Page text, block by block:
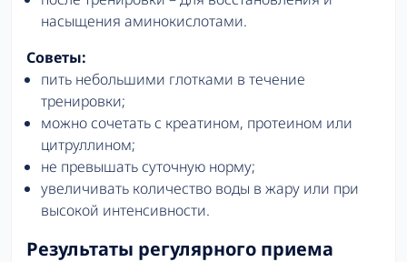
насыщения аминокислотами.
Советы:
пить небольшими глотками в течение
тренировки;
можно сочетать с креатином, протеином или
цитруллином;
не превышать суточную норму;
увеличивать количество воды в жару или при
высокой интенсивности.
Результаты регулярного приема